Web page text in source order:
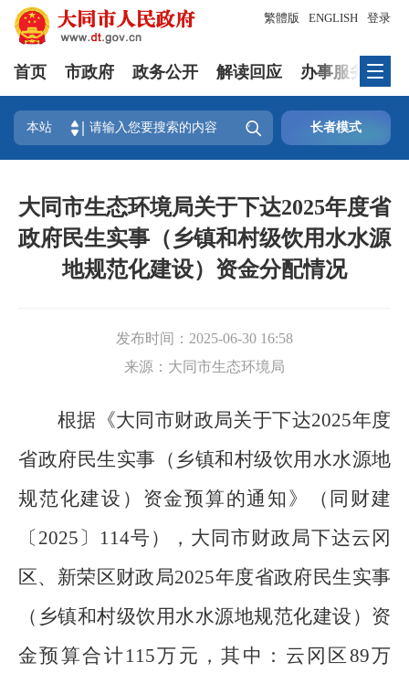
登录
繁體版 ENGLISH
首页 市政府 政务公开 解读回应 办事服务
本站  长者模式
大同市生态环境局关于下达2025年度省
政府民生实事（乡镇和村级饮用水水源
地规范化建设）资金分配情况
发布时间： 2025-06-30 16:58
来源： 大同市生态环境局
根据《大同市财政局关于下达2025年度
省政府民生实事（乡镇和村级饮用水水源地
规范化建设）资金预算的通知》（同财建
〔2025〕114号），大同市财政局下达云冈
区、新荣区财政局2025年度省政府民生实事
（乡镇和村级饮用水水源地规范化建设）资
金预算合计115万元，其中：云冈区89万